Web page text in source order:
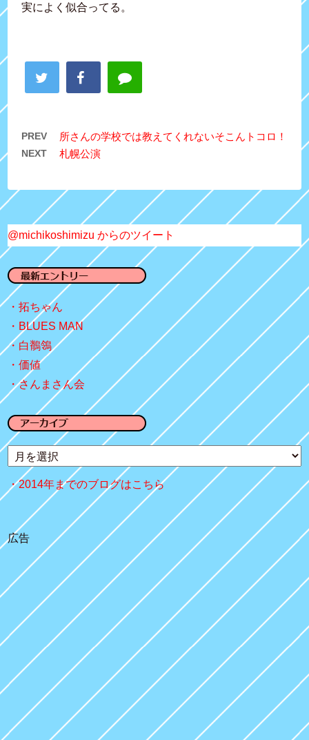
実によく似合ってる。
PREV 所さんの学校では教えてくれないそこんトコロ！
NEXT 札幌公演
@michikoshimizu からのツイート
拓ちゃん
BLUES MAN
白鶺鴒
価値
さんまさん会
2014年までのブログはこちら
広告